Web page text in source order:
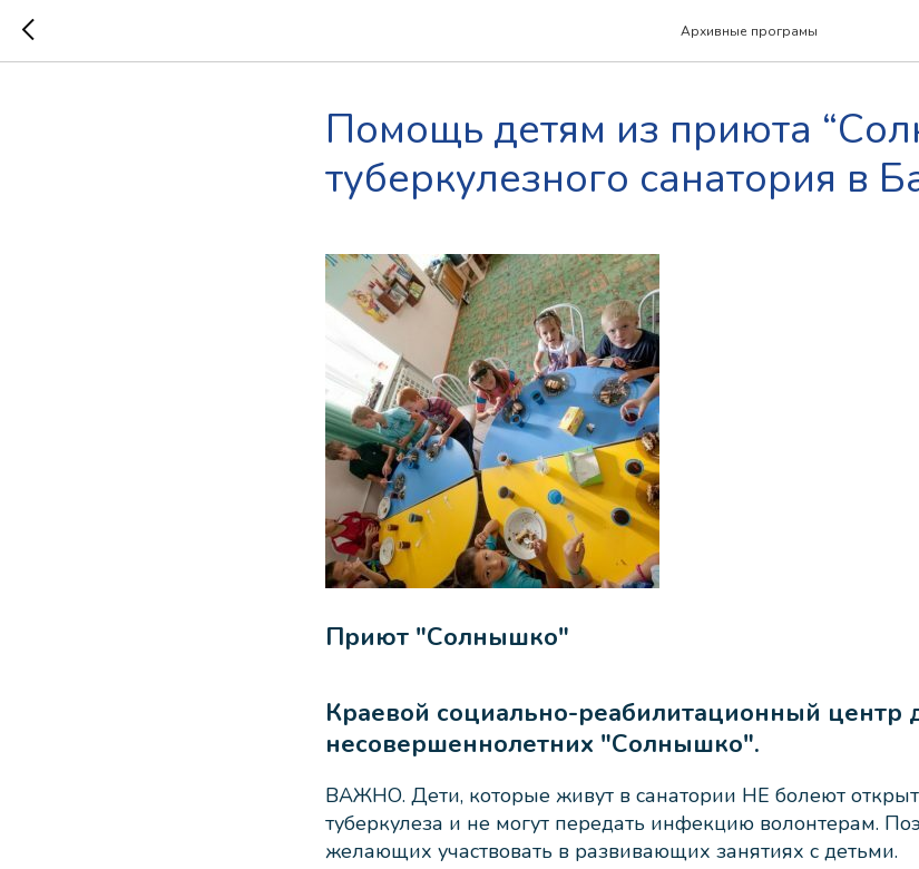
Архивные програмы
Помощь детям из приюта
туберкулезного санатория в
Приют "Солнышко"
Краевой социально-реабилитационный центр
несовершеннолетних "Солнышко".
ВАЖНО. Дети, которые живут в санатории НЕ болеют
туберкулеза и не могут передать инфекцию волонтерам.
желающих участвовать в развивающих занятиях с детьми.